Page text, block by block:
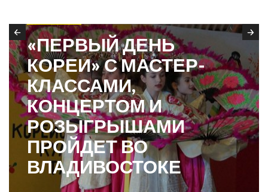
«ПЕРВЫЙ ДЕНЬ
КОРЕИ» С МАСТЕР-
КЛАССАМИ,
КОНЦЕРТОМ И
РОЗЫГРЫШАМИ
ПРОЙДЕТ ВО
ВЛАДИВОСТОКЕ